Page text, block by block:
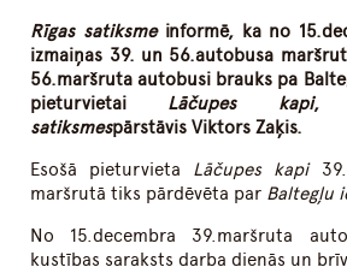
Rīgas satiksmeinformē, ka no
izmaiņas 39. un 56.autobusa
56.maršruta autobusi brauks pa
pieturvietai Lāčupes kapi,
satiksmespārstāvis Viktors Zaķis.
Esošā pieturvieta Lāčupes kapi39.
maršrutā tiks pārdēvēta par Baltegļu
No 15.decembra 39.maršruta
kustības saraksts darba dienās un